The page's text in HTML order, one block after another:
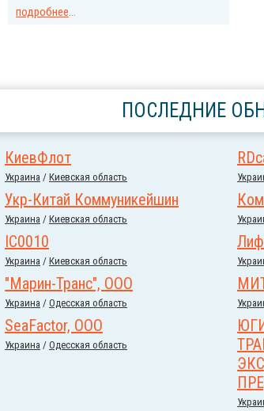
подробнее...
ПОСЛЕДНИЕ
КиевФлот
Украина / Киевская область
Укр-Китай Коммуникейшин
Украина / Киевская область
IC0010
Украина / Киевская область
"Марин-Транс", ООО
Украина / Одесская область
SeaFactor, ООО
Украина / Одесская область